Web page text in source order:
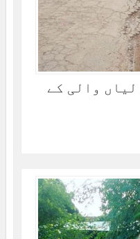
انبالیاں والی کے